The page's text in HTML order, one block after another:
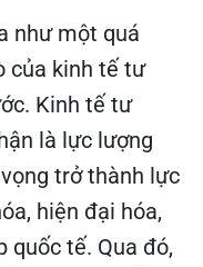
như một quá
của kinh tế tư
Kinh tế tư
là lực lượng
trở thành lực
hiện đại hóa,
quốc tế. Qua đó,